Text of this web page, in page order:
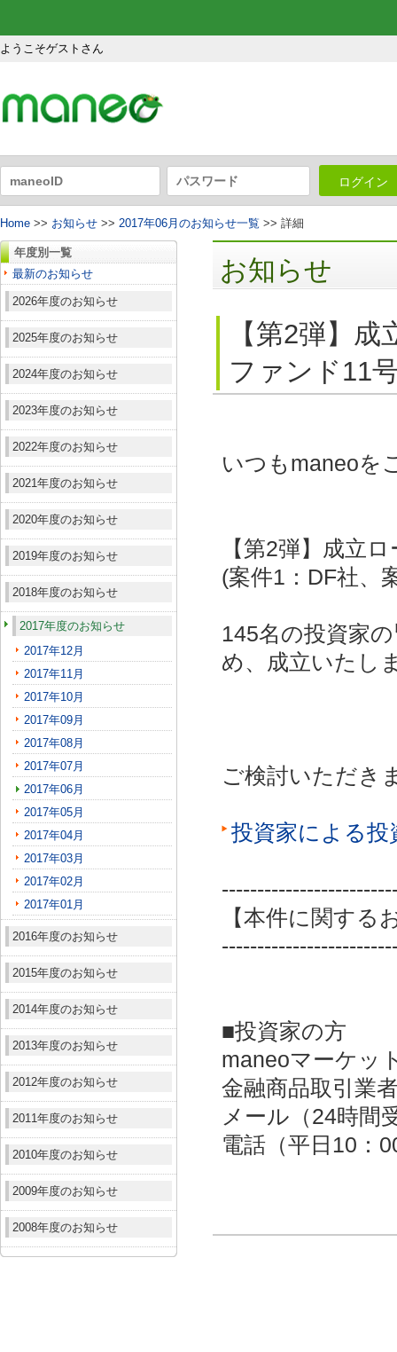
ようこそゲストさん
ログイン
Home >> お知らせ >> 2017年06月のお知らせ一覧 >> 詳細
年度別一覧
最新のお知らせ
2026年度のお知らせ
2025年度のお知らせ
2024年度のお知らせ
2023年度のお知らせ
2022年度のお知らせ
2021年度のお知らせ
2020年度のお知らせ
2019年度のお知らせ
2018年度のお知らせ
2017年度のお知らせ
2017年12月
2017年11月
2017年10月
2017年09月
2017年08月
2017年07月
2017年06月
2017年05月
2017年04月
2017年03月
2017年02月
2017年01月
2016年度のお知らせ
2015年度のお知らせ
2014年度のお知らせ
2013年度のお知らせ
2012年度のお知らせ
2011年度のお知らせ
2010年度のお知らせ
2009年度のお知らせ
2008年度のお知らせ
お知らせ
【第2弾】
ファンド11
いつもmaneoを
【第2弾】成立
(案件1：DF社、
145名の投資家
め、成立いたし
ご検討いただき
投資家による
【本件に関する
■投資家の方
maneoマーケッ
金融商品取引業
メール（24時間
電話（平日10：